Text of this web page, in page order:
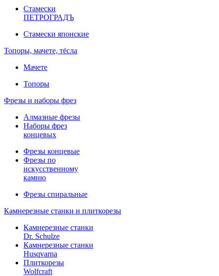
Стамески
ПЕТРОГРАДЪ
Стамески японские
Топоры, мачете, тёсла
Мачете
Топоры
Фрезы и наборы фрез
Алмазные фрезы
Наборы фрез
концевых
Фрезы концевые
Фрезы по
искусственному
камню
Фрезы спиральные
Камнерезные станки и плиткорезы
Камнерезные станки
Dr. Schulze
Камнерезные станки
Husqvarna
Плиткорезы
Wolfcraft